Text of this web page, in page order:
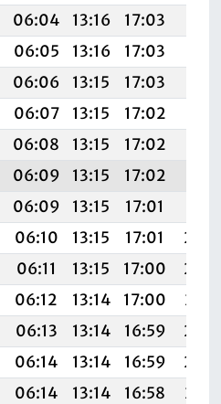
06:04 13:16 17:03
06:05 13:16 17:03
06:06 13:15 17:03
06:07 13:15 17:02
06:08 13:15 17:02
06:09 13:15 17:02
06:09 13:15 17:01
06:10 13:15 17:01
06:11 13:15 17:00
06:12 13:14 17:00
06:13 13:14 16:59
06:14 13:14 16:59
06:14 13:14 16:58